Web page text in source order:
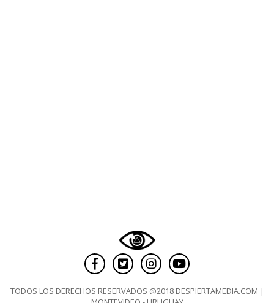
TODOS LOS DERECHOS RESERVADOS @2018 DESPIERTAMEDIA.COM |